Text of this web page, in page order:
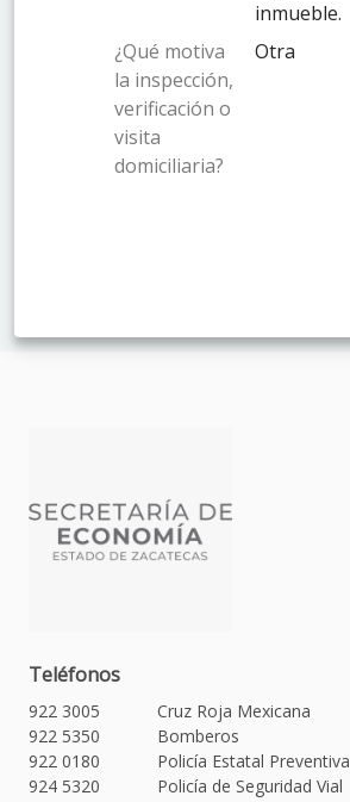
inmueble.
¿Qué motiva
la inspección,
verificación o
visita
domiciliaria?
Otra
Teléfonos
922 3005
Cruz Roja Mexicana
922 5350
Bomberos
922 0180
Policía Estatal Preventiva
924 5320
Policía de Seguridad Vial